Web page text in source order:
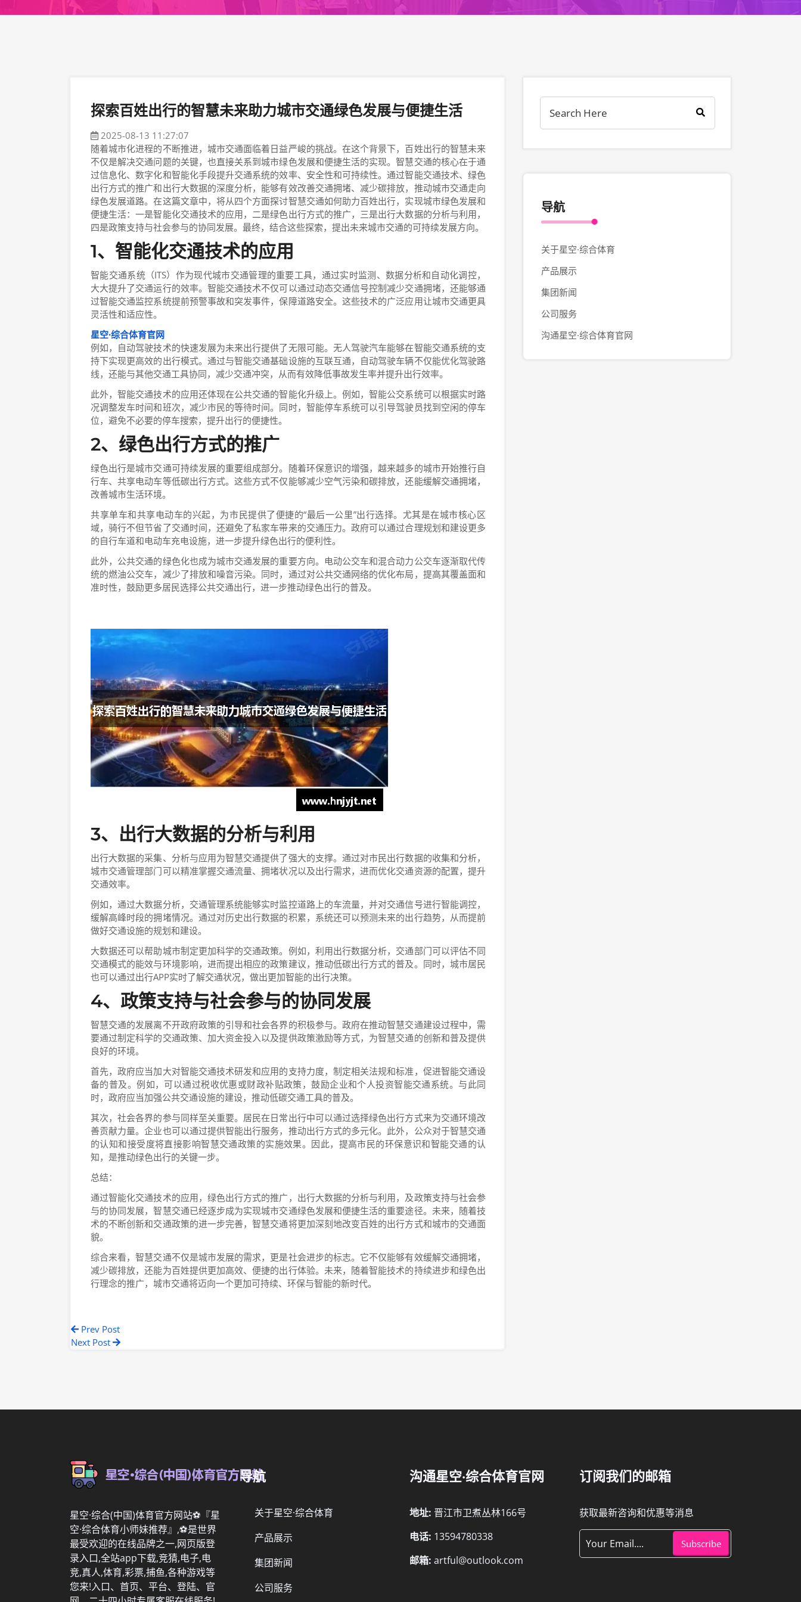
探索百姓出行的智慧未来助力城市交通绿色发展与便捷生活
2025-08-13 11:27:07
随着城市化进程的不断推进，城市交通面临着日益严峻的挑战。在这个背景下，百姓出行的智慧未来
不仅是解决交通问题的关键，也直接关系到城市绿色发展和便捷生活的实现。智慧交通的核心在于通
过信息化、数字化和智能化手段提升交通系统的效率、安全性和可持续性。通过智能交通技术、绿色
出行方式的推广和出行大数据的深度分析，能够有效改善交通拥堵、减少碳排放，推动城市交通走向
绿色发展道路。在这篇文章中，将从四个方面探讨智慧交通如何助力百姓出行，实现城市绿色发展和
便捷生活：一是智能化交通技术的应用，二是绿色出行方式的推广，三是出行大数据的分析与利用，
四是政策支持与社会参与的协同发展。最终，结合这些探索，提出未来城市交通的可持续发展方向。
1、智能化交通技术的应用
智能交通系统（ITS）作为现代城市交通管理的重要工具，通过实时监测、数据分析和自动化调控，
大大提升了交通运行的效率。智能交通技术不仅可以通过动态交通信号控制减少交通拥堵，还能够通
过智能交通监控系统提前预警事故和突发事件，保障道路安全。这些技术的广泛应用让城市交通更具
灵活性和适应性。
星空·综合体育官网
例如，自动驾驶技术的快速发展为未来出行提供了无限可能。无人驾驶汽车能够在智能交通系统的支
持下实现更高效的出行模式。通过与智能交通基础设施的互联互通，自动驾驶车辆不仅能优化驾驶路
线，还能与其他交通工具协同，减少交通冲突，从而有效降低事故发生率并提升出行效率。
此外，智能交通技术的应用还体现在公共交通的智能化升级上。例如，智能公交系统可以根据实时路
况调整发车时间和班次，减少市民的等待时间。同时，智能停车系统可以引导驾驶员找到空闲的停车
位，避免不必要的停车搜索，提升出行的便捷性。
2、绿色出行方式的推广
绿色出行是城市交通可持续发展的重要组成部分。随着环保意识的增强，越来越多的城市开始推行自
行车、共享电动车等低碳出行方式。这些方式不仅能够减少空气污染和碳排放，还能缓解交通拥堵，
改善城市生活环境。
共享单车和共享电动车的兴起，为市民提供了便捷的“最后一公里”出行选择。尤其是在城市核心区
域，骑行不但节省了交通时间，还避免了私家车带来的交通压力。政府可以通过合理规划和建设更多
的自行车道和电动车充电设施，进一步提升绿色出行的便利性。
此外，公共交通的绿色化也成为城市交通发展的重要方向。电动公交车和混合动力公交车逐渐取代传
统的燃油公交车，减少了排放和噪音污染。同时，通过对公共交通网络的优化布局，提高其覆盖面和
准时性，鼓励更多居民选择公共交通出行，进一步推动绿色出行的普及。
3、出行大数据的分析与利用
出行大数据的采集、分析与应用为智慧交通提供了强大的支撑。通过对市民出行数据的收集和分析，
城市交通管理部门可以精准掌握交通流量、拥堵状况以及出行需求，进而优化交通资源的配置，提升
交通效率。
例如，通过大数据分析，交通管理系统能够实时监控道路上的车流量，并对交通信号进行智能调控，
缓解高峰时段的拥堵情况。通过对历史出行数据的积累，系统还可以预测未来的出行趋势，从而提前
做好交通设施的规划和建设。
大数据还可以帮助城市制定更加科学的交通政策。例如，利用出行数据分析，交通部门可以评估不同
交通模式的能效与环境影响，进而提出相应的政策建议，推动低碳出行方式的普及。同时，城市居民
也可以通过出行APP实时了解交通状况，做出更加智能的出行决策。
4、政策支持与社会参与的协同发展
智慧交通的发展离不开政府政策的引导和社会各界的积极参与。政府在推动智慧交通建设过程中，需
要通过制定科学的交通政策、加大资金投入以及提供政策激励等方式，为智慧交通的创新和普及提供
良好的环境。
首先，政府应当加大对智能交通技术研发和应用的支持力度，制定相关法规和标准，促进智能交通设
备的普及。例如，可以通过税收优惠或财政补贴政策，鼓励企业和个人投资智能交通系统。与此同
时，政府应当加强公共交通设施的建设，推动低碳交通工具的普及。
其次，社会各界的参与同样至关重要。居民在日常出行中可以通过选择绿色出行方式来为交通环境改
善贡献力量。企业也可以通过提供智能出行服务，推动出行方式的多元化。此外，公众对于智慧交通
的认知和接受度将直接影响智慧交通政策的实施效果。因此，提高市民的环保意识和智能交通的认
知，是推动绿色出行的关键一步。
总结：
通过智能化交通技术的应用，绿色出行方式的推广，出行大数据的分析与利用，及政策支持与社会参
与的协同发展，智慧交通已经逐步成为实现城市交通绿色发展和便捷生活的重要途径。未来，随着技
术的不断创新和交通政策的进一步完善，智慧交通将更加深刻地改变百姓的出行方式和城市的交通面
貌。
综合来看，智慧交通不仅是城市发展的需求，更是社会进步的标志。它不仅能够有效缓解交通拥堵，
减少碳排放，还能为百姓提供更加高效、便捷的出行体验。未来，随着智能技术的持续进步和绿色出
行理念的推广，城市交通将迈向一个更加可持续、环保与智能的新时代。
Prev Post
Next Post
导航
关于星空·综合体育
产品展示
集团新闻
公司服务
沟通星空·综合体育官网
星空·综合(中国)体育官方网站⚽️『星
空·综合体育小师妹推荐』,⚽️是世界
最受欢迎的在线品牌之一,网页版登
录入口,全站app下载,竞猜,电子,电
竞,真人,体育,彩票,捕鱼,各种游戏等
您来!入口、首页、平台、登陆、官
导航
关于星空·综合体育
产品展示
集团新闻
公司服务
沟通星空·综合体育官网
地址: 晋江市卫煮丛林166号
电话: 13594780338
邮箱: artful@outlook.com
订阅我们的邮箱
获取最新咨询和优惠等消息
Subscribe